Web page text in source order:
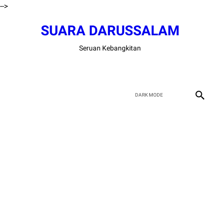
-->
SUARA DARUSSALAM
Seruan Kebangkitan